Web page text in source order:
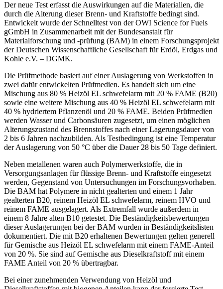
Der neue Test erfasst die Auswirkungen auf die Materialien, die
durch die Alterung dieser Brenn- und Kraftstoffe bedingt sind.
Entwickelt wurde der Schnelltest von der OWI Science for Fuels
gGmbH in Zusammenarbeit mit der Bundesanstalt für
Materialforschung und -prüfung (BAM) in einem Forschungsprojekt
der Deutschen Wissenschaftliche Gesellschaft für Erdöl, Erdgas und
Kohle e.V. – DGMK.
Die Prüfmethode basiert auf einer Auslagerung von Werkstoffen in
zwei dafür entwickelten Prüfmedien. Es handelt sich um eine
Mischung aus 80 % Heizöl EL schwefelarm mit 20 % FAME (B20)
sowie eine weitere Mischung aus 40 % Heizöl EL schwefelarm mit
40 % hydriertem Pflanzenöl und 20 % FAME. Beiden Prüfmedien
werden Wasser und Carbonsäuren zugesetzt, um einen möglichen
Alterungszustand des Brennstoffes nach einer Lagerungsdauer von
2 bis 6 Jahren nachzubilden. Als Testbedingung ist eine Temperatur
der Auslagerung von 50 °C über die Dauer 28 bis 50 Tage definiert.
Neben metallenen waren auch Polymerwerkstoffe, die in
Versorgungsanlagen für flüssige Brenn- und Kraftstoffe eingesetzt
werden, Gegenstand von Untersuchungen im Forschungsvorhaben.
Die BAM hat Polymere in nicht gealterten und einem 1 Jahr
gealterten B20, reinem Heizöl EL schwefelarm, reinem HVO und
reinem FAME ausgelagert. Als Extremfall wurde außerdem in
einem 8 Jahre alten B10 getestet. Die Beständigkeitsbewertungen
dieser Auslagerungen bei der BAM wurden in Beständigkeitslisten
dokumentiert. Die mit B20 erhaltenen Bewertungen gelten generell
für Gemische aus Heizöl EL schwefelarm mit einem FAME-Anteil
von 20 %. Sie sind auf Gemische aus Dieselkraftstoff mit einem
FAME Anteil von 20 % übertragbar.
Bei einer zunehmenden Verwendung von Heizöl und